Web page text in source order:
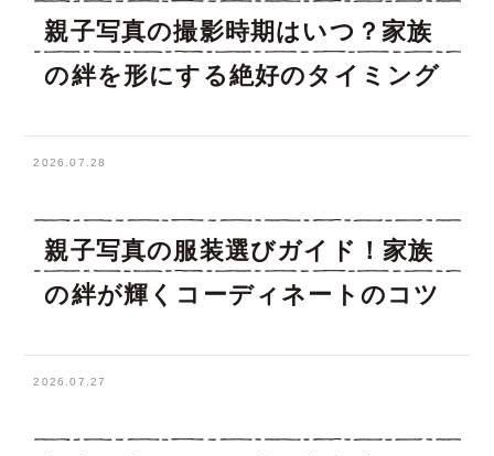
親子写真の撮影時期はいつ？家族
の絆を形にする絶好のタイミング
2026.07.28
親子写真の服装選びガイド！家族
の絆が輝くコーディネートのコツ
2026.07.27